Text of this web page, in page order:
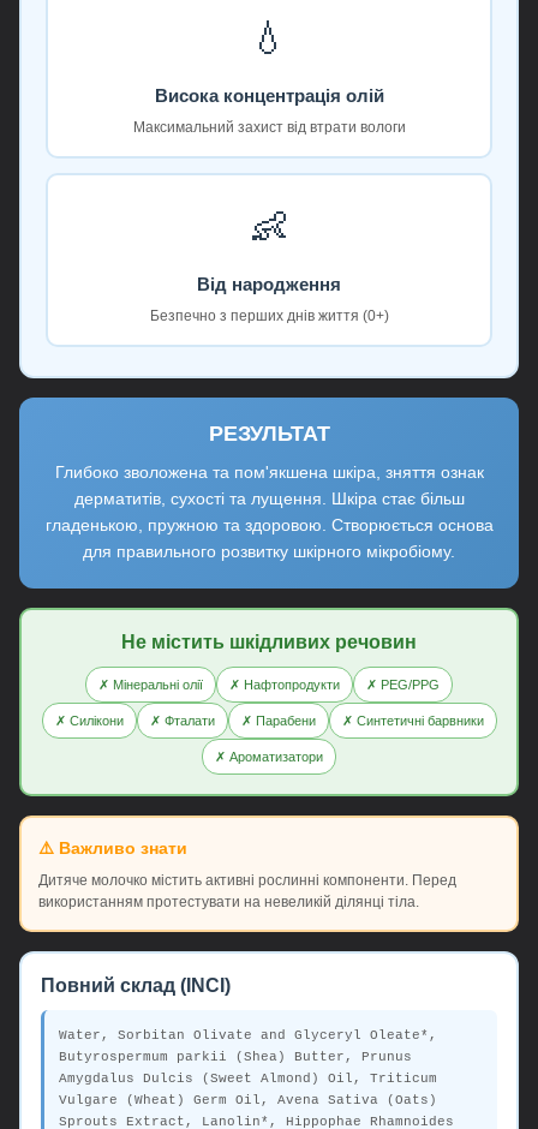
💧
Висока концентрація олій
Максимальний захист від втрати вологи
👶
Від народження
Безпечно з перших днів життя (0+)
РЕЗУЛЬТАТ
Глибоко зволожена та пом'якшена шкіра, зняття ознак
дерматитів, сухості та лущення. Шкіра стає більш
гладенькою, пружною та здоровою. Створюється основа
для правильного розвитку шкірного мікробіому.
Не містить шкідливих речовин
✗ Мінеральні олії ✗ Нафтопродукти ✗ PEG/PPG
✗ Силікони ✗ Фталати ✗ Парабени ✗ Синтетичні барвники
✗ Ароматизатори
⚠️ Важливо знати
Дитяче молочко містить активні рослинні компоненти. Перед
використанням протестувати на невеликій ділянці тіла.
Повний склад (INCI)
Water, Sorbitan Olivate and Glyceryl Oleate*,
Butyrospermum parkii (Shea) Butter, Prunus
Amygdalus Dulcis (Sweet Almond) Oil, Triticum
Vulgare (Wheat) Germ Oil, Avena Sativa (Oats)
Sprouts Extract, Lanolin*, Hippophae Rhamnoides